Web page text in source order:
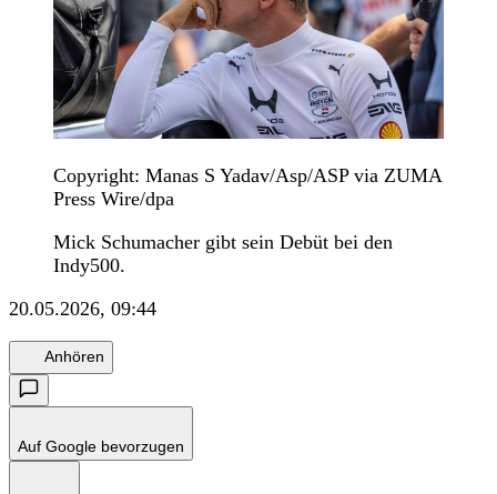
Copyright: Manas S Yadav/Asp/ASP via ZUMA
Press Wire/dpa
Mick Schumacher gibt sein Debüt bei den
Indy500.
20.05.2026, 09:44
Anhören
Auf Google bevorzugen